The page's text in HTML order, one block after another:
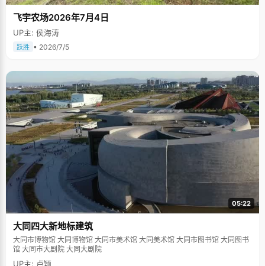
飞宇农场2026年7月4日
UP主: 侯海涛
跃胜 • 2026/7/5
05:22
大同四大新地标建筑
大同市博物馆 大同博物馆 大同市美术馆 大同美术馆 大同市图书馆 大同图书
馆 大同市大剧院 大同大剧院
UP主: 卢颖